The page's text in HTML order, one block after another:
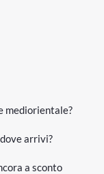
mediorientale?
arrivi?
a sconto